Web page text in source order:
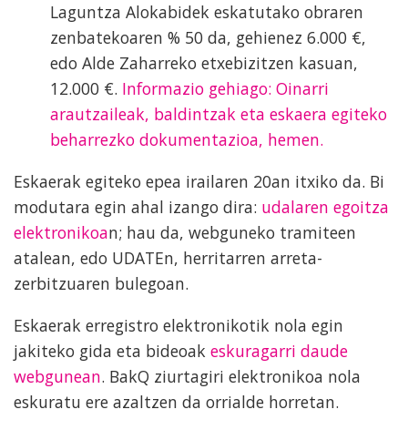
Laguntza Alokabidek eskatutako obraren
zenbatekoaren % 50 da, gehienez 6.000 €,
edo Alde Zaharreko etxebizitzen kasuan,
12.000 €. Informazio gehiago: Oinarri
arautzaileak, baldintzak eta eskaera egiteko
beharrezko dokumentazioa, hemen.
Eskaerak egiteko epea irailaren 20an itxiko da. Bi
modutara egin ahal izango dira: udalaren egoitza
elektronikoan; hau da, webguneko tramiteen
atalean, edo UDATEn, herritarren arreta-
zerbitzuaren bulegoan.
Eskaerak erregistro elektronikotik nola egin
jakiteko gida eta bideoak eskuragarri daude
webgunean. BakQ ziurtagiri elektronikoa nola
eskuratu ere azaltzen da orrialde horretan.